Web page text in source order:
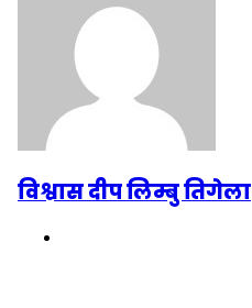
विश्वास दीप लिम्बु तिगेला